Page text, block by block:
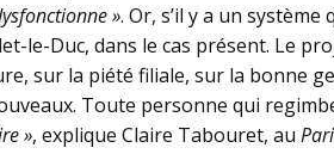
». Or, s’il y a un
le-Duc, dans le cas présent. Le
sur la piété filiale, sur la bonne
Toute personne qui
», explique Claire Tabouret, au